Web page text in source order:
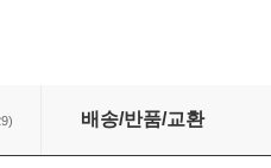
배송/반품/교환